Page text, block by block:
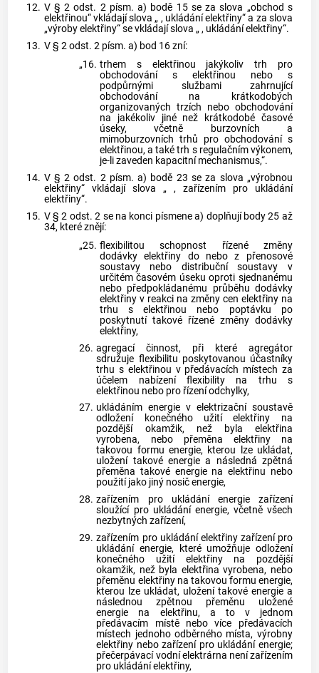
12. V § 2 odst. 2 písm. a) bodě 15 se za slova „obchod s
elektřinou“ vkládají slova „ , ukládání elektřiny“ a za slova
„výroby elektřiny“ se vkládají slova „ , ukládání elektřiny“.
13. V § 2 odst. 2 písm. a) bod 16 zní:
„16. trhem s elektřinou jakýkoliv trh pro
obchodování s elektřinou nebo s
podpůrnými službami zahrnující
obchodování na krátkodobých
organizovaných trzích nebo obchodování
na jakékoliv jiné než krátkodobé časové
úseky, včetně burzovních a
mimoburzovních trhů pro obchodování s
elektřinou, a také trh s regulačním výkonem,
je-li zaveden kapacitní mechanismus,“.
14. V § 2 odst. 2 písm. a) bodě 23 se za slova „výrobnou
elektřiny“ vkládají slova „ , zařízením pro ukládání
elektřiny“.
15. V § 2 odst. 2 se na konci písmene a) doplňují body 25 až
34, které znějí:
„25. flexibilitou schopnost řízené změny
dodávky elektřiny do nebo z přenosové
soustavy nebo distribuční soustavy v
určitém časovém úseku oproti sjednanému
nebo předpokládanému průběhu dodávky
elektřiny v reakci na změny cen elektřiny na
trhu s elektřinou nebo poptávku po
poskytnutí takové řízené změny dodávky
elektřiny,
26. agregací činnost, při které agregátor
sdružuje flexibilitu poskytovanou účastníky
trhu s elektřinou v předávacích místech za
účelem nabízení flexibility na trhu s
elektřinou nebo pro řízení odchylky,
27. ukládáním energie v elektrizační soustavě
odložení konečného užití elektřiny na
pozdější okamžik, než byla elektřina
vyrobena, nebo přeměna elektřiny na
takovou formu energie, kterou lze ukládat,
uložení takové energie a následná zpětná
přeměna takové energie na elektřinu nebo
použití jako jiný nosič energie,
28. zařízením pro ukládání energie zařízení
sloužící pro ukládání energie, včetně všech
nezbytných zařízení,
29. zařízením pro ukládání elektřiny zařízení pro
ukládání energie, které umožňuje odložení
konečného užití elektřiny na pozdější
okamžik, než byla elektřina vyrobena, nebo
přeměnu elektřiny na takovou formu energie,
kterou lze ukládat, uložení takové energie a
následnou zpětnou přeměnu uložené
energie na elektřinu, a to v jednom
předávacím místě nebo více předávacích
místech jednoho odběrného místa, výrobny
elektřiny nebo zařízení pro ukládání energie;
přečerpávací vodní elektrárna není zařízením
pro ukládání elektřiny,